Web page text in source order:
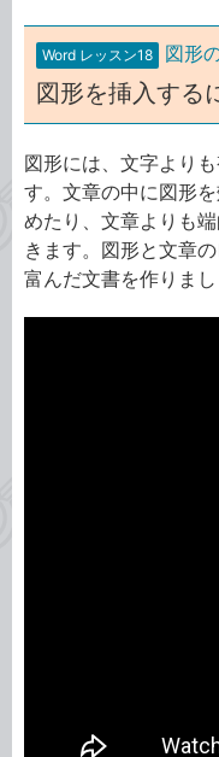
Word レッスン18 図形
図形を挿入する
図形には、文字より
す。文章の中に図形
めたり、文章よりも
きます。図形と文章
富んだ文書を作りまし